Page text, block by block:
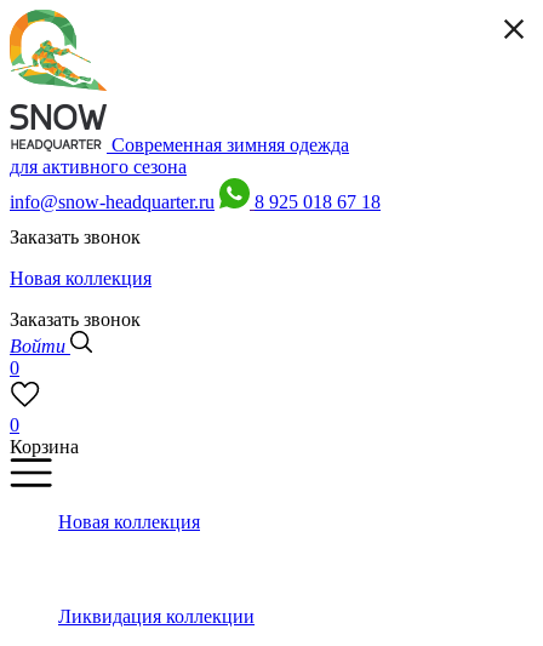
Современная зимняя одежда
для активного сезона
info@snow-headquarter.ru
8 925 018 67 18
Заказать звонок
Новая коллекция
Заказать звонок
Войти
0
0
Корзина
Новая коллекция
Ликвидация коллекции